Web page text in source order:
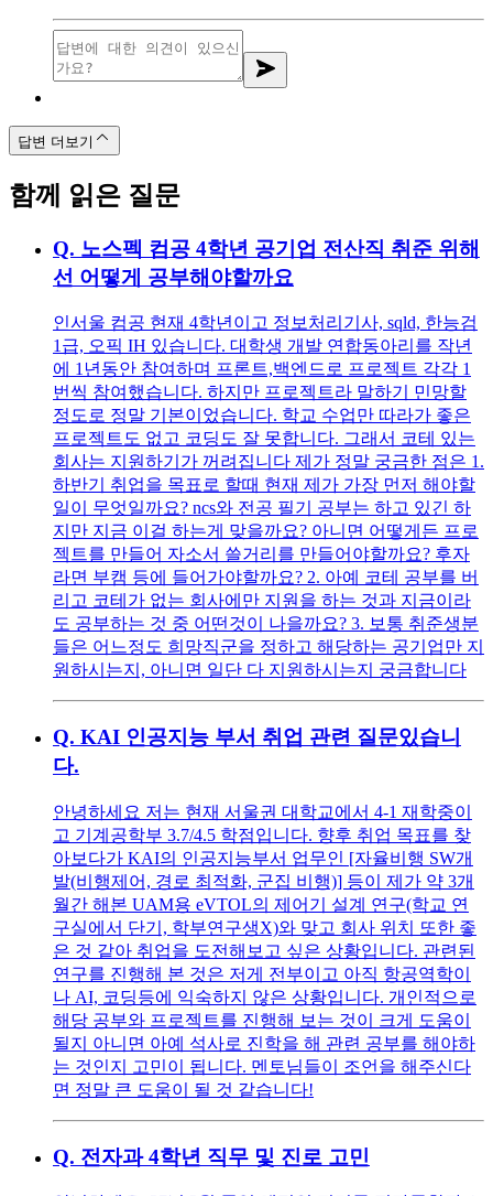
답변 더보기
함께 읽은 질문
Q. 노스펙 컴공 4학년 공기업 전산직 취준 위해
선 어떻게 공부해야할까요
인서울 컴공 현재 4학년이고 정보처리기사, sqld, 한능검
1급, 오픽 IH 있습니다. 대학생 개발 연합동아리를 작년
에 1년동안 참여하며 프론트,백엔드로 프로젝트 각각 1
번씩 참여했습니다. 하지만 프로젝트라 말하기 민망할
정도로 정말 기본이었습니다. 학교 수업만 따라가 좋은
프로젝트도 없고 코딩도 잘 못합니다. 그래서 코테 있는
회사는 지원하기가 꺼려집니다 제가 정말 궁금한 점은 1.
하반기 취업을 목표로 할때 현재 제가 가장 먼저 해야할
일이 무엇일까요? ncs와 전공 필기 공부는 하고 있긴 하
지만 지금 이걸 하는게 맞을까요? 아니면 어떻게든 프로
젝트를 만들어 자소서 쓸거리를 만들어야할까요? 후자
라면 부캠 등에 들어가야할까요? 2. 아예 코테 공부를 버
리고 코테가 없는 회사에만 지원을 하는 것과 지금이라
도 공부하는 것 중 어떤것이 나을까요? 3. 보통 취준생분
들은 어느정도 희망직군을 정하고 해당하는 공기업만 지
원하시는지, 아니면 일단 다 지원하시는지 궁금합니다
Q. KAI 인공지능 부서 취업 관련 질문있습니
다.
안녕하세요 저는 현재 서울권 대학교에서 4-1 재학중이
고 기계공학부 3.7/4.5 학점입니다. 향후 취업 목표를 찾
아보다가 KAI의 인공지능부서 업무인 [자율비행 SW개
발(비행제어, 경로 최적화, 군집 비행)] 등이 제가 약 3개
월간 해본 UAM용 eVTOL의 제어기 설계 연구(학교 연
구실에서 단기, 학부연구생X)와 맞고 회사 위치 또한 좋
은 것 같아 취업을 도전해보고 싶은 상황입니다. 관련된
연구를 진행해 본 것은 저게 전부이고 아직 항공역학이
나 AI, 코딩등에 익숙하지 않은 상황입니다. 개인적으로
해당 공부와 프로젝트를 진행해 보는 것이 크게 도움이
될지 아니면 아예 석사로 진학을 해 관련 공부를 해야하
는 것인지 고민이 됩니다. 멘토님들이 조언을 해주신다
면 정말 큰 도움이 될 것 같습니다!
Q. 전자과 4학년 직무 및 진로 고민